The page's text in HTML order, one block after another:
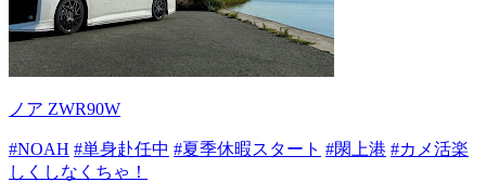
ノア ZWR90W
#NOAH #単身赴任中 #夏季休暇スタート #閖上港 #カメ活楽
しくしなくちゃ！